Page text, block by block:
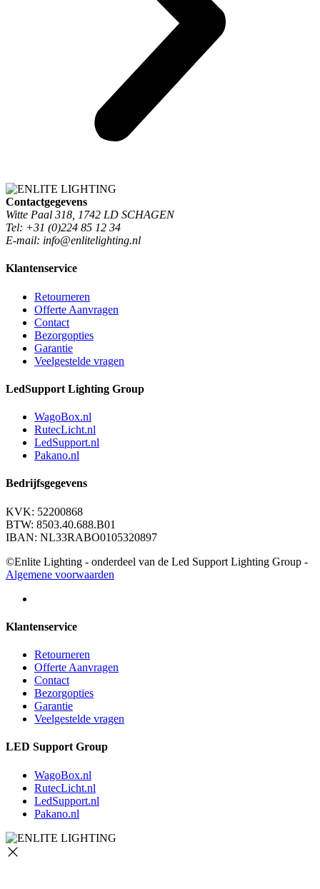
Contactgegevens
Witte Paal 318, 1742 LD SCHAGEN
Tel: +31 (0)224 85 12 34
E-mail: info@enlitelighting.nl
Klantenservice
Retourneren
Offerte Aanvragen
Contact
Bezorgopties
Garantie
Veelgestelde vragen
LedSupport Lighting Group
WagoBox.nl
RutecLicht.nl
LedSupport.nl
Pakano.nl
Bedrijfsgegevens
KVK: 52200868
BTW: 8503.40.688.B01
IBAN: NL33RABO0105320897
©Enlite Lighting - onderdeel van de Led Support Lighting Group -
Algemene voorwaarden
Klantenservice
Retourneren
Offerte Aanvragen
Contact
Bezorgopties
Garantie
Veelgestelde vragen
LED Support Group
WagoBox.nl
RutecLicht.nl
LedSupport.nl
Pakano.nl